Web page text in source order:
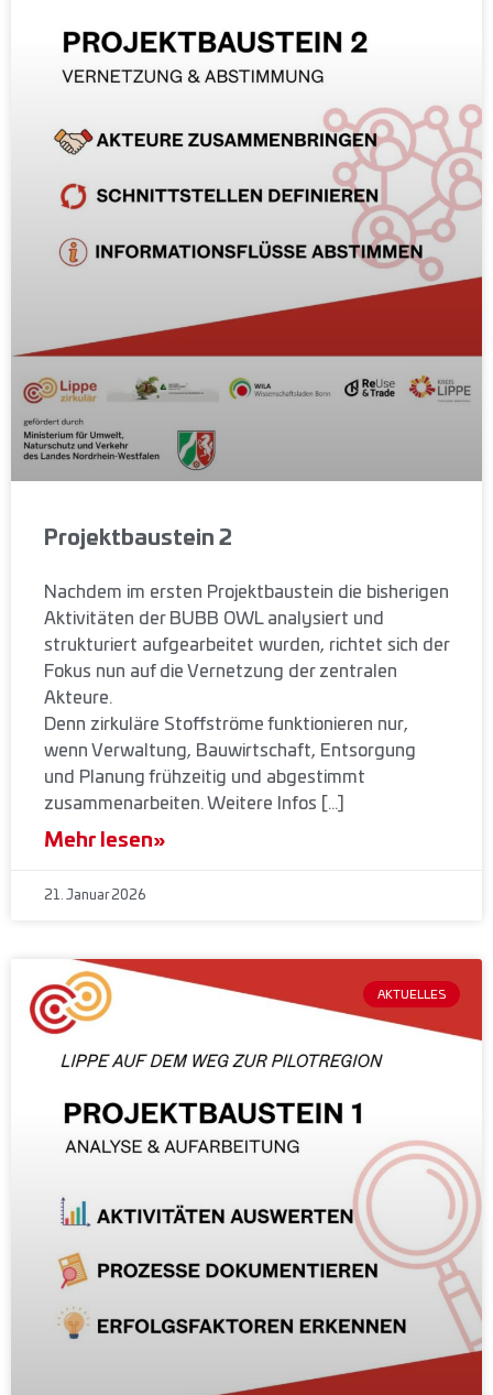
Projektbaustein 2
Nachdem im ersten Projektbaustein die bisherigen
Aktivitäten der BUBB OWL analysiert und
strukturiert aufgearbeitet wurden, richtet sich der
Fokus nun auf die Vernetzung der zentralen
Akteure.
Denn zirkuläre Stoffströme funktionieren nur,
wenn Verwaltung, Bauwirtschaft, Entsorgung
und Planung frühzeitig und abgestimmt
zusammenarbeiten. Weitere Infos […]
Mehr lesen»
21. Januar 2026
AKTUELLES